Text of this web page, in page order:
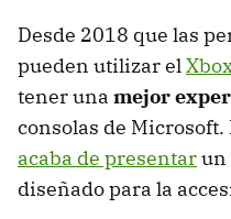
Desde 2018 que las
pueden utilizar el
tener una mejor
consolas de
acaba de presentarun
diseñado para la